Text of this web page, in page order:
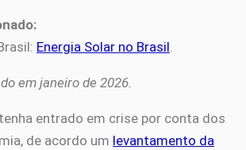
Energia Solar no Brasil
em janeiro de 2026.
entrado em crise por conta dos
de acordo um levantamento da